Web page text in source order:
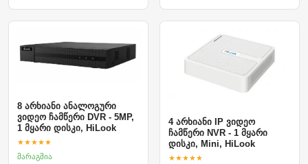
8 არხიანი ანალოგური
ვიდეო ჩამწერი DVR - 5MP,
1 მყარი დისკი, HiLook
★★★★★
მარაგშია
4 არხიანი IP ვიდეო
ჩამწერი NVR - 1 მყარი
დისკი, Mini, HiLook
★★★★★